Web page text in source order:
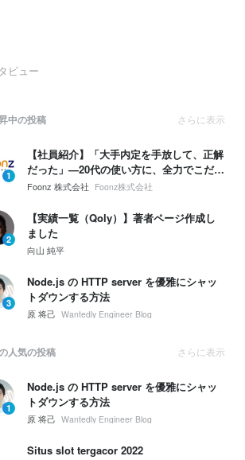
ビュー
中の投稿 さらに表示
1
【社員紹介】「大手内定を手放して、正解
だった」—20代の使い方に、全力でこだわ
った理由。
Foonz 株式会社 Foonz株式会社
2
【実績一覧（Qoly）】著者ページ作成し
ました
向山 純平
3
Node.js の HTTP server を優雅にシャッ
トダウンする方法
原 将己 Wantedly Engineer Blog
人気の投稿 さらに表示
1
Node.js の HTTP server を優雅にシャッ
トダウンする方法
原 将己 Wantedly Engineer Blog
Situs slot tergacor 2022